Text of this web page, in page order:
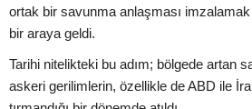
ortak bir savunma anlaşması
bir araya geldi.
Tarihi nitelikteki bu adım; bölgede artan
askeri gerilimlerin, özellikle de ABD ile